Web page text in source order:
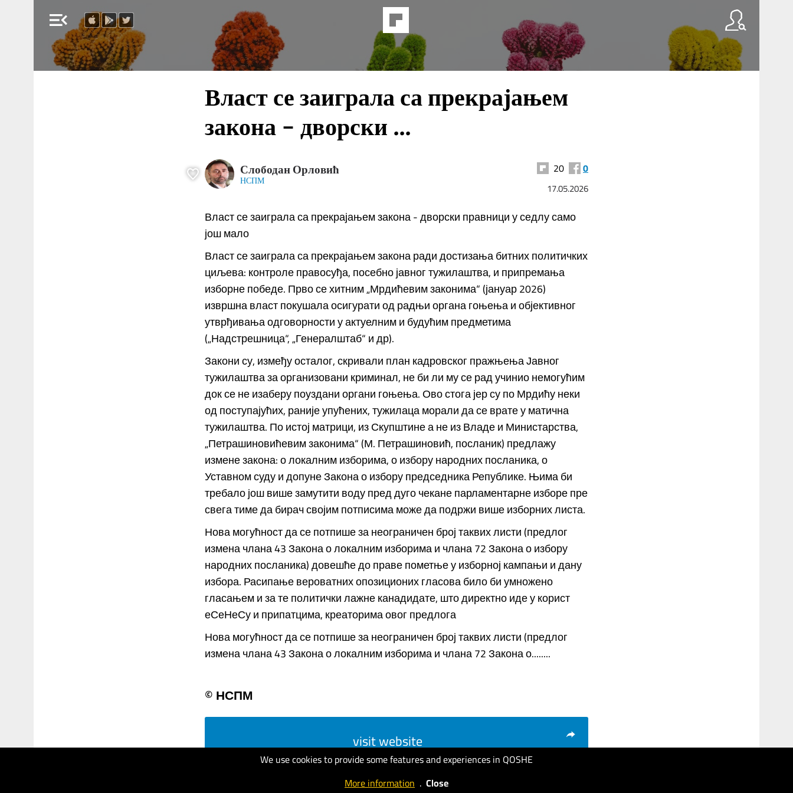
menu_open
We use cookies to provide some features and experiences in QOSHE
More information . Close
Власт се заиграла са прекрајањем
закона - дворски ...
Слободан Орловић
НСПМ
20 0
17.05.2026
Власт се заиграла са прекрајањем закона - дворски правници у седлу само
још мало
Власт се заиграла са прекрајањем закона ради достизања битних политичких
циљева: контроле правосуђа, посебно јавног тужилаштва, и припремања
изборне победе. Прво се хитним „Мрдићевим законима“ (јануар 2026)
извршна власт покушала осигурати од радњи органа гоњења и објективног
утврђивања одговорности у актуелним и будућим предметима
(„Надстрешница“, „Генералштаб“ и др).
Закони су, између осталог, скривали план кадровског пражњења Јавног
тужилаштва за организовани криминал, не би ли му се рад учинио немогућим
док се не изаберу поуздани органи гоњења. Ово стога јер су по Мрдићу неки
од поступајућих, раније упућених, тужилаца морали да се врате у матична
тужилаштва. По истој матрици, из Скупштине а не из Владе и Министарства,
„Петрашиновићевим законима“ (М. Петрашиновић, посланик) предлажу
измене закона: о локалним изборима, о избору народних посланика, о
Уставном суду и допуне Закона о избору председника Републике. Њима би
требало још више замутити воду пред дуго чекане парламентарне изборе пре
свега тиме да бирач својим потписима може да подржи више изборних листа.
Нова могућност да се потпише за неограничен број таквих листи (предлог
измена члана 43 Закона о локалним изборима и члана 72 Закона о избору
народних посланика) довешће до праве пометње у изборној кампањи и дану
избора. Расипање вероватних опозиционих гласова било би умножено
гласањем и за те политички лажне канадидате, што директно иде у корист
еСеНеСу и припатцима, креаторима овог предлога
Нова могућност да се потпише за неограничен број таквих листи (предлог
измена члана 43 Закона о локалним изборима и члана 72 Закона о........
© НСПМ
visit website